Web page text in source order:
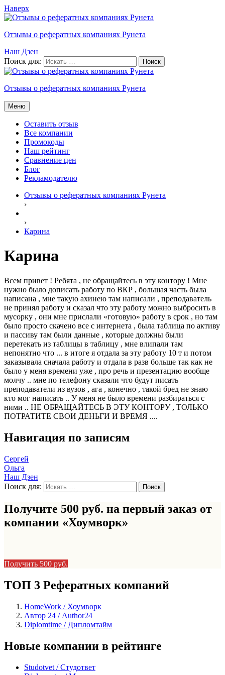
Наверх
Отзывы о рефератных компаниях Рунета
Наш Дзен
Поиск для:
Отзывы о рефератных компаниях Рунета
Меню
Оставить отзыв
Все компании
Промокоды
Наш рейтинг
Сравнение цен
Блог
Рекламодателю
Отзывы о рефератных компаниях Рунета
›
›
Карина
Карина
Всем привет ! Ребята , не обращайтесь в эту контору ! Мне
нужно было дописать работу по ВКР , большая часть была
написана , мне такую ахинею там написали , преподаватель
не принял работу и сказал что эту работу можно выбросить в
мусорку , они мне прислали «готовую» работу в срок , но там
было просто скачено все с интернета , была таблица по активу
и пассиву там были данные , которые должны были
перетекать из таблицы в таблицу , мне влипали там
непонятно что ... в итоге я отдала за эту работу 10 т и потом
заказывала сначала работу и отдала в разв больше так как не
было у меня времени уже , про речь и презентацию вообще
молчу .. мне по телефону сказали что будут писать
преподаватели из вузов , ага , конечно , такой бред не знаю
кто мог написать .. У меня не было времени разбираться с
ними .. НЕ ОБРАЩАЙТЕСЬ В ЭТУ КОНТОРУ , ТОЛЬКО
ПОТРАТИТЕ СВОИ ДЕНЬГИ И ВРЕМЯ ....
Навигация по записям
Сергей
Ольга
Наш Дзен
Поиск для:
Получите 500 руб. на первый заказ от
компании «Хоумворк»
Получить 500 руб.
ТОП 3 Рефератных компаний
HomeWork / Хоумворк
Автор 24 / Author24
Diplomtime / Дипломтайм
Новые компании в рейтинге
Studotvet / Студответ